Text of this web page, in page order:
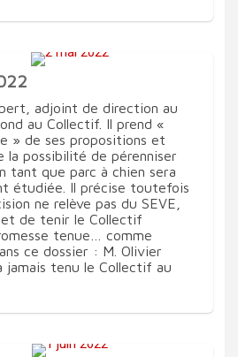
adjoint de direction au
au Collectif. Il prend «
» de ses propositions et
la possibilité de pérenniser
tant que parc à chien sera
étudiée. Il précise toutefois
ne relève pas du SEVE,
de tenir le Collectif
tenue… comme
ce dossier : M. Olivier
jamais tenu le Collectif au